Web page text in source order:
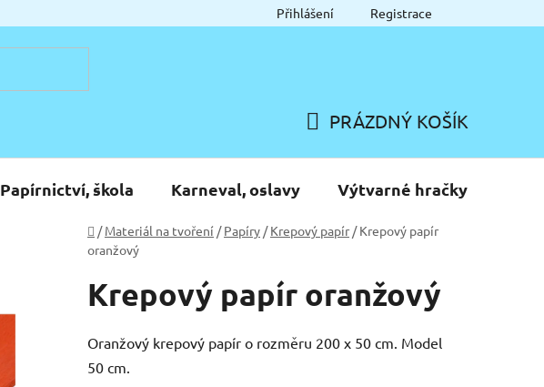
Přihlášení Registrace
KOŠÍK
PRÁZDNÝ KOŠÍK
Papírnictví, škola Karneval, oslavy Výtvarné hračky
Domů
/ Materiál na tvoření / Papíry / Krepový papír / Krepový papír
oranžový
Krepový papír oranžový
Oranžový krepový papír o rozměru 200 x 50 cm. Model
50 cm.